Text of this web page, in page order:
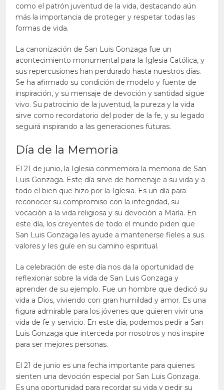
como el patrón juventud de la vida, destacando aún
más la importancia de proteger y respetar todas las
formas de vida.
La canonización de San Luis Gonzaga fue un
acontecimiento monumental para la Iglesia Católica, y
sus repercusiones han perdurado hasta nuestros días.
Se ha afirmado su condición de modelo y fuente de
inspiración, y su mensaje de devoción y santidad sigue
vivo. Su patrocinio de la juventud, la pureza y la vida
sirve como recordatorio del poder de la fe, y su legado
seguirá inspirando a las generaciones futuras.
Día de la Memoria
El 21 de junio, la Iglesia conmemora la memoria de San
Luis Gonzaga. Este día sirve de homenaje a su vida y a
todo el bien que hizo por la Iglesia. Es un día para
reconocer su compromiso con la integridad, su
vocación a la vida religiosa y su devoción a María. En
este día, los creyentes de todo el mundo piden que
San Luis Gonzaga les ayude a mantenerse fieles a sus
valores y les guíe en su camino espiritual.
La celebración de este día nos da la oportunidad de
reflexionar sobre la vida de San Luis Gonzaga y
aprender de su ejemplo. Fue un hombre que dedicó su
vida a Dios, viviendo con gran humildad y amor. Es una
figura admirable para los jóvenes que quieren vivir una
vida de fe y servicio. En este día, podemos pedir a San
Luis Gonzaga que interceda por nosotros y nos inspire
para ser mejores personas.
El 21 de junio es una fecha importante para quienes
sienten una devoción especial por San Luis Gonzaga.
Es una oportunidad para recordar su vida y pedir su